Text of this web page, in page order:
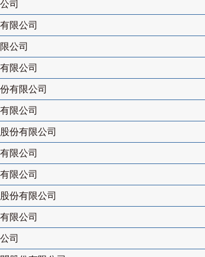
司
限公司
公司
限公司
有限公司
限公司
份有限公司
限公司
限公司
份有限公司
限公司
司